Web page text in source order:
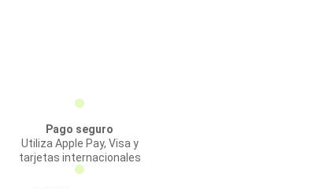
Pago seguro
Utiliza Apple Pay, Visa y
tarjetas internacionales